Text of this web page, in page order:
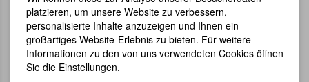
platzieren, um unsere Website zu verbessern,
personalisierte Inhalte anzuzeigen und Ihnen ein
großartiges Website-Erlebnis zu bieten. Für weitere
Informationen zu den von uns verwendeten Cookies öffnen
Sie die Einstellungen.